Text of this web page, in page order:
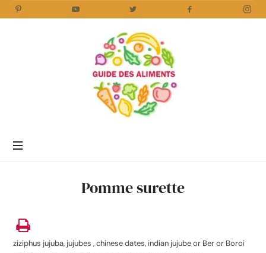
Aliments
www.guidedesaliments.comPomme surette
ziziphus jujuba, jujubes , chinese dates, indian jujube or Ber or Boroi